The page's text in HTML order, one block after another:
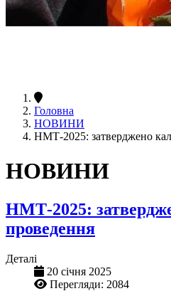
Головна
НОВИНИ
НМТ-2025: затверджено
НОВИНИ
НМТ-2025:
проведення
Деталі
20 січня 2025
Перегляди: 2084